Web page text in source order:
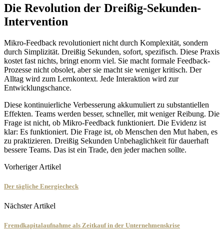
Die Revolution der Dreißig-Sekunden-
Intervention
Mikro-Feedback revolutioniert nicht durch Komplexität, sondern
durch Simplizität. Dreißig Sekunden, sofort, spezifisch. Diese Praxis
kostet fast nichts, bringt enorm viel. Sie macht formale Feedback-
Prozesse nicht obsolet, aber sie macht sie weniger kritisch. Der
Alltag wird zum Lernkontext. Jede Interaktion wird zur
Entwicklungschance.
Diese kontinuierliche Verbesserung akkumuliert zu substantiellen
Effekten. Teams werden besser, schneller, mit weniger Reibung. Die
Frage ist nicht, ob Mikro-Feedback funktioniert. Die Evidenz ist
klar: Es funktioniert. Die Frage ist, ob Menschen den Mut haben, es
zu praktizieren. Dreißig Sekunden Unbehaglichkeit für dauerhaft
bessere Teams. Das ist ein Trade, den jeder machen sollte.
Vorheriger Artikel
Der tägliche Energiecheck
Nächster Artikel
Fremdkapitalaufnahme als Zeitkauf in der Unternehmenskrise